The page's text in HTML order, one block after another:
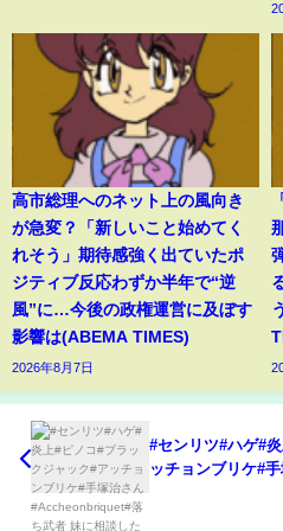
高市総理へのネット上の風向き
が急変？「新しいこと始めてく
れそう」期待感強く出ていたポ
ジティブ反応わずか半年で“逆
風”に…今後の政権運営に及ぼす
影響は(ABEMA TIMES)
2026年8月7日
#センリツ#ハゲ#
ッチョンブリケ#